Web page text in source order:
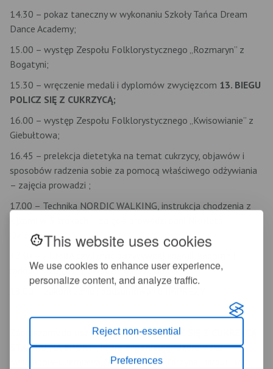
This website uses cookies
We use cookies to enhance user experience,
personalize content, and analyze traffic.
Reject non-essential
Preferences
14.30 – pokaz taneczny w wykonaniu Szkoły Tańca Dream
Dance Academy;
15.00 – występ Zespołu Folklorystycznego „Rozmaryn” z
Bogatyni;
15.30 – wręczenie medali i dyplomów zwycięzcom 13. BIEGU
POLICZ SIĘ Z CUKRZYCĄ;
16.00 – występ Zespołu Folklorystycznego „Kwisowianie” z
Giebułtowa;
16.45 – prelekcja dietetyka na temat cukrzycy, objawów i
sposobów radzenia sobie za pomocą właściwego odżywiania
– zajęcia prowadzi ;
17.00 – Technika NORDIC WALKING, instrukcja chodzenia z
Dzierżęga;
radości – zajęcia prowadzi Tomasz Gajewski
Zapraszamy do udziału w ImpreziePOLICZ SIĘ Z CUKRZYCĄ
STAWIAJ NA SPORT, którąorganizują:Uzdrowisko
Świeradów-Czerniawa, SPA dla ŁBA Katarzyna Harbul-Bała,